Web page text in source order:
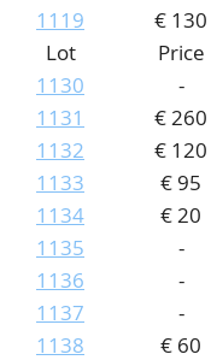
1119
€ 130
Lot
Price
1130
-
1131
€ 260
1132
€ 120
1133
€ 95
1134
€ 20
1135
-
1136
-
1137
-
1138
€ 60